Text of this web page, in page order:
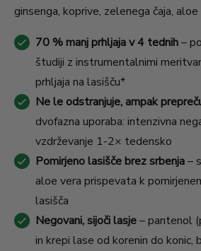
ginsenga, koprive, zelenega čaja,
70 % manj prhljaja v 4 tednih–
študiji z instrumentalnimi
prhljaja na lasišču*
Ne le odstranjuje, ampak
dvofazna uporaba: intenzivna
vzdrževanje 1-2× tedensko
Pomirjeno lasišče brez srbenja–
aloe vera prispevata k
lasišča
Negovani, sijoči lasje– pantenol
in krepi lase od korenin do konic,